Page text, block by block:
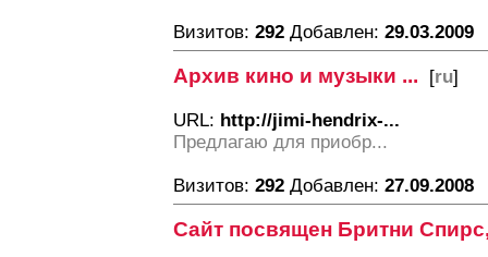
Визитов: 292 Добавлен: 29.03.2009
Архив кино и музыки ... [ru]
URL: http://jimi-hendrix-...
Предлагаю для приобр...
Визитов: 292 Добавлен: 27.09.2008
Сайт посвящен Бритни